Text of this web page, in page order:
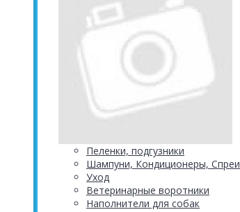
Пеленки, подгузники
Шампуни, Кондиционеры, Спреи
Уход
Ветеринарные воротники
Наполнители для собак